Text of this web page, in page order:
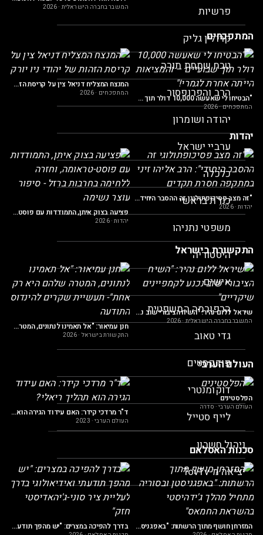
פרשיות
קרולין גליק
טבח שמחת תורה
הרב והפרופסור
יהודה ושומרון
ערביי ישראל
כלכלה
כנרת בראשי
משפטי נתניהו
היסטוריה
אישים
הרפורמה המשפטית
גדי טאוב
פודקסטים
דוקומנטרי
לייף סטייל
ניהול חשבון
יציאה מ-TovTv
המשבר בחברה הישראלית ·
2026
המתפכחים
"הבטיחו לי שאעשה 10,000 דולר תוך שבועיים – והמציאות הייתה אחרת לגמרי!"
המתפכחים·
2026
המנצח המצליח דניאל צין על קריסת הזהות של יהודי ניו יורק
המתפכחים ·
2026
יהדות
"זה מצב פסיכופתולוגי זה ההסבר היחידי": הרב אליהו זיני במתקפה חסרת תקדים
יהדות·
2026 פציעה בצוק איתן, התמודדות עם פוסט-טראומה, וחזרה ללחימה בחרבות ברזל - סיפור עוצר נשימה
יהדות·
2026
התקשורת בישראל
שיראל ללום נהיר: "השיח הציבורי שוב נכנע לקמפיינים שיקריים"
המשבר בחברה הישראלית·
2026 חנן עמיאור: "אל תאמינו לנתונים, המטרה שלהם היא רק אחת"- תעשיית שקרים להינדוס התודעה
התקשורת בישראל ·
2026
העולם הערבי
הפלסטינים
העולם הערבי· סדרה ד"ר מרדכי קידר: האם עידוד הגירה הוא תהליך ריאלי?
העולם הערבי·
2023
סכנות האסלאם
המזרחן חושף מתוך הרשתות: "באפגניסטן ובסוריה מתחיל מהלך ג'ידהיסטי בהשראת החמאס" בדרך להפיכה במצרים: "יש מהפך תודעתי ואידיאולוגי בדרך לעליית ציר סוני-ג'יהאדיסטי חזק"